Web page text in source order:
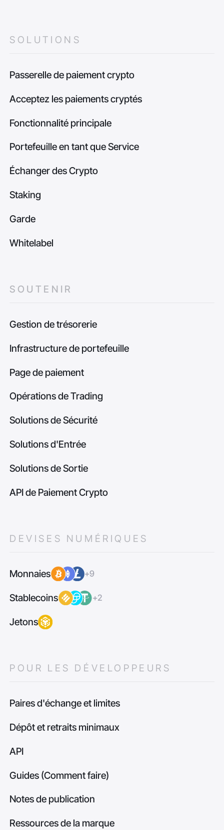
SOLUTIONS
Passerelle de paiement crypto
Acceptez les paiements cryptés
Fonctionnalité principale
Portefeuille en tant que Service
Échanger des Crypto
Staking
Garde
Whitelabel
SOUTENIR
Gestion de trésorerie
Infrastructure de portefeuille
Page de paiement
Opérations de Trading
Solutions de Sécurité
Solutions d'Entrée
Solutions de Sortie
API de Paiement Crypto
DEVISES NUMÉRIQUES
Monnaies +9
Stablecoins +2
Jetons
POUR LES DÉVELOPPEURS
Paires d'échange et limites
Dépôt et retraits minimaux
API
Guides (Comment faire)
Notes de publication
Ressources de la marque